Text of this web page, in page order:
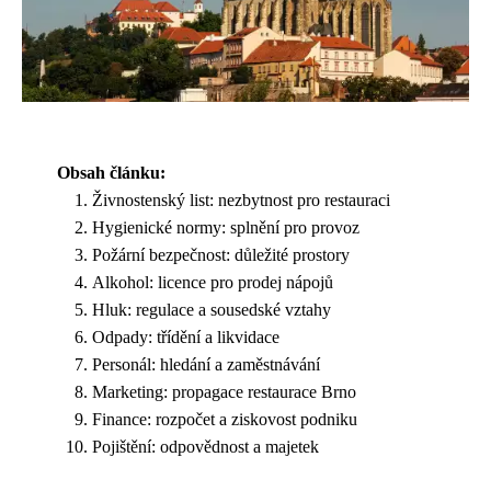
Obsah článku:
Živnostenský list: nezbytnost pro restauraci
Hygienické normy: splnění pro provoz
Požární bezpečnost: důležité prostory
Alkohol: licence pro prodej nápojů
Hluk: regulace a sousedské vztahy
Odpady: třídění a likvidace
Personál: hledání a zaměstnávání
Marketing: propagace restaurace Brno
Finance: rozpočet a ziskovost podniku
Pojištění: odpovědnost a majetek